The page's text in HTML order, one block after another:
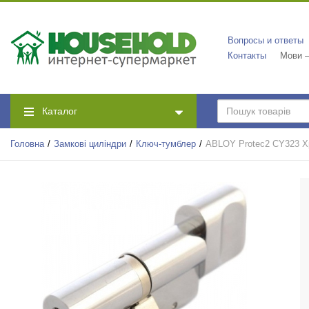
Вопросы и ответы
Контакты
Мови
Каталог
Головна Замкові циліндри Ключ-тумблер ABLOY Protec2 CY323